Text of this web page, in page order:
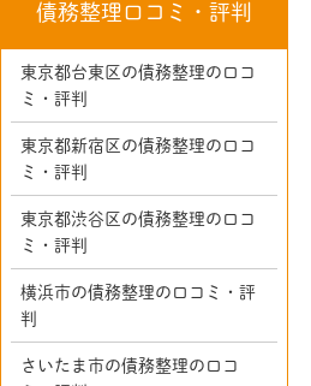
債務整理口コミ・評判
東京都台東区の債務整理の口コ
ミ・評判
東京都新宿区の債務整理の口コ
ミ・評判
東京都渋谷区の債務整理の口コ
ミ・評判
横浜市の債務整理の口コミ・評
判
さいたま市の債務整理の口コ